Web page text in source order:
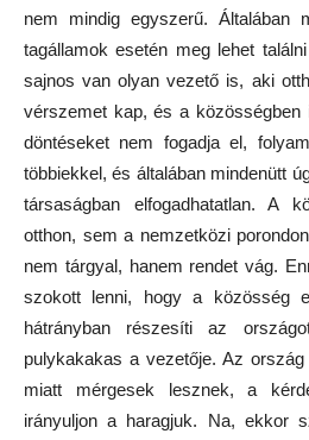
nem mindig egyszerű. Általában
tagállamok esetén meg lehet
sajnos van olyan vezető is, aki
vérszemet kap, és a
döntéseket nem fogadja el,
többiekkel, és általában mindenütt
társaságban elfogadhatatlan. A
otthon, sem a nemzetközi
nem tárgyal, hanem rendet vág.
szokott lenni, hogy a közösség
hátrányban részesíti az
pulykakakas a vezetője. Az
miatt mérgesek lesznek, a
irányuljon a haragjuk. Na, ekkor